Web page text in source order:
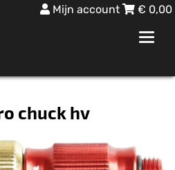
Mijn account € 0,00
chuck hv